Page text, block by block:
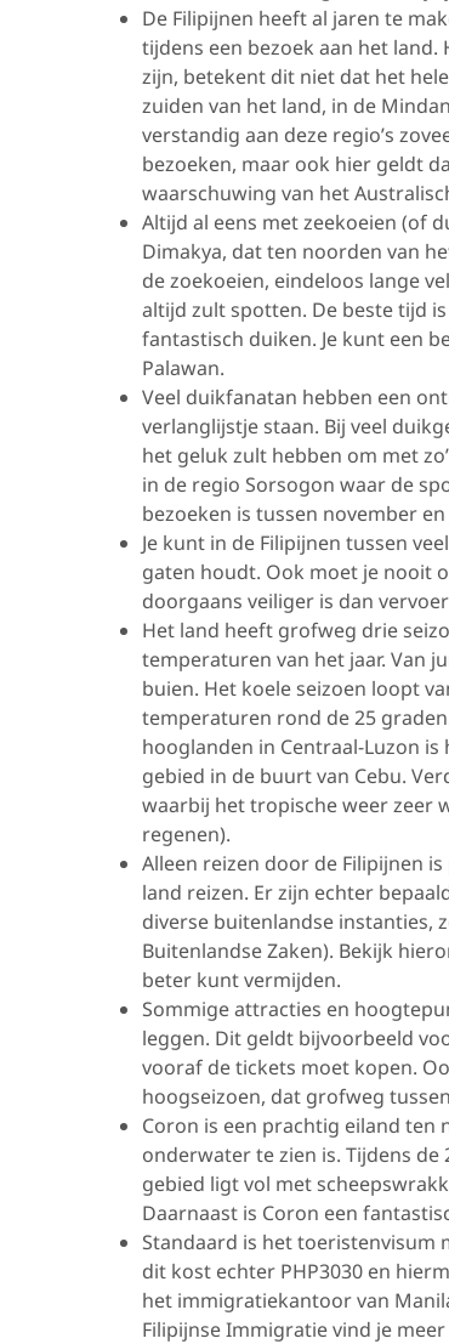
De Filipijnen heeft al jaren te
tijdens een bezoek aan het
zijn, betekent dit niet dat het
zuiden van het land, in de
verstandig aan deze regio’s
bezoeken, maar ook hier geldt
waarschuwing van het
Altijd al eens met zeekoeien (of
Dimakya, dat ten noorden van
de zoekoeien, eindeloos lange
altijd zult spotten. De beste tijd
fantastisch duiken. Je kunt een
Palawan.
Veel duikfanatan hebben een
verlanglijstje staan. Bij veel
het geluk zult hebben om met
in de regio Sorsogon waar de
bezoeken is tussen november
Je kunt in de Filipijnen tussen
gaten houdt. Ook moet je nooit
doorgaans veiliger is dan
Het land heeft grofweg drie
temperaturen van het jaar. Van
buien. Het koele seizoen loopt
temperaturen rond de 25
hooglanden in Centraal-Luzon
gebied in de buurt van Cebu.
waarbij het tropische weer zeer
regenen).
Alleen reizen door de Filipijnen
land reizen. Er zijn echter
diverse buitenlandse instanties,
Buitenlandse Zaken). Bekijk
beter kunt vermijden.
Sommige attracties en
leggen. Dit geldt bijvoorbeeld
vooraf de tickets moet kopen.
hoogseizoen, dat grofweg
Coron is een prachtig eiland ten
onderwater te zien is. Tijdens
gebied ligt vol met
Daarnaast is Coron een
Standaard is het toeristenvisum
dit kost echter PHP3030 en
het immigratiekantoor van
Filipijnse Immigratie vind je